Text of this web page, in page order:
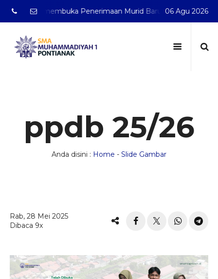
telah membuka Penerimaan Murid Baru Tahun Pelajaran
06 Agu 2026
ppdb 25/26
Anda disini : Home - Slide Gambar
Rab, 28 Mei 2025
Dibaca 9x